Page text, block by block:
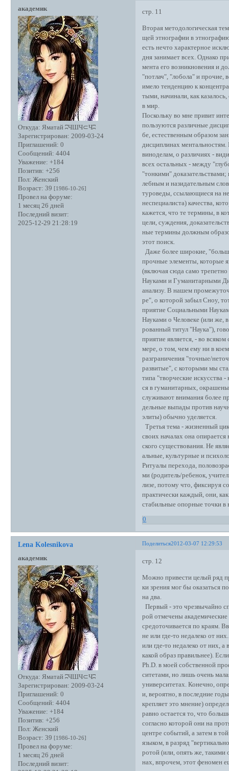
академик
Откуда: Яматай ʭЧШЧ⊂Чʭ
Зарегистрирован: 2009-03-24
Приглашений: 0
Сообщений: 4404
Уважение: +184
Позитив: +256
Пол: Женский
Возраст: 39 [1986-10-26]
Провел на форуме:
1 месяц 26 дней
Последний визит:
2025-12-29 21:28:19
стр. 11
Вторая методологическая
щей этнографии в
есть нечто характерное
дня занимает всех. Однако
мента его возникновения и
"потлач", "лобола" и прочие,
имело тенденцию к
тыми, начинали, как
в мир.
Поскольку во мне привит
пользуются различные
бе, естественным образом
дисциплинах
виноделам, о различиях -
всех остальных - между
"тонкими"
лебным и назидательным
туроведы, ссылающиеся на
неспециалиста) качества,
кажется, что те термины, в
цели, суждения,
ные термины должным
этот поиск.
Даже более широкие,
прочные элементы, которые
(включая сюда само
Науками и Гуманитарными
анализу. В нашем
ре", о которой забыл Сноу,
приятие Социальными
Науками о Человеке (или же,
рованный титул "Наука"),
приятие является, - во
мере, о том, чем ему ни в коем
разграничения "точные/
развитые", с которыми мы
типа "творческие искусства
ся в гуманитарных,
служивают внимания более
дельные выпады против
элиты) обычно уделяется.
Третья тема - жизненный
своих началах она
ского существования. Не
альные, культурные и
Ритуалы перехода,
ми (родитель/ребенок,
лизе, потому что, фиксируя
практически каждый, они,
стабильные опорные точки в
0
Поделиться2012-03-07 12:29:53
Lena Kolesnikova
академик
Откуда: Яматай ʭЧШЧ⊂Чʭ
Зарегистрирован: 2009-03-24
Приглашений: 0
Сообщений: 4404
Уважение: +184
Позитив: +256
Пол: Женский
Возраст: 39 [1986-10-26]
Провел на форуме:
1 месяц 26 дней
Последний визит:
стр. 12
Можно привести целый ряд
ки зрения мог бы оказаться
на два.
Первый - это чрезвычайно
рой отмечены академические
средоточивается по краям.
не или где-то недалеко от
или где-то недалеко от них,
какой образ правильнее).
Ph.D. в моей собственной
ситетами, но лишь очень
университетах. Конечно,
и, вероятно, в последние
крепляет это мнение)
равно остается то, что
согласно которой они на
центре событий, а затем в
языком, в разряд
ротой (или, опять же, такими
нах, впрочем, этот феномен